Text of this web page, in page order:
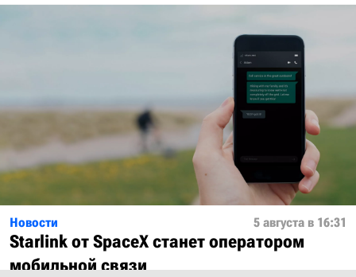
Новости 5 августа в 16:31
Starlink от SpaceX станет оператором
мобильной связи